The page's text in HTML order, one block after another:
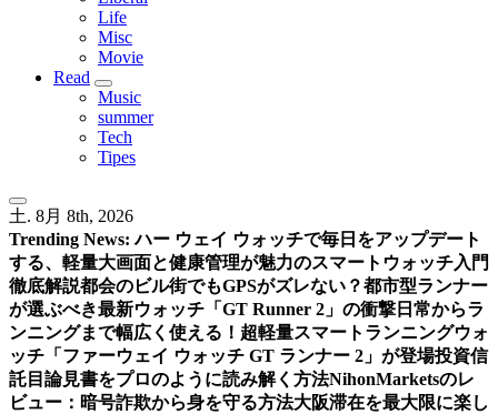
Life
Misc
Movie
Read
Music
summer
Tech
Tipes
土. 8月 8th, 2026
Trending News: ハー ウェイ ウォッチで毎日をアップデート
する、軽量大画面と健康管理が魅力のスマートウォッチ入門
徹底解説都会のビル街でもGPSがズレない？都市型ランナー
が選ぶべき最新ウォッチ「GT Runner 2」の衝撃 日常からラ
ンニングまで幅広く使える！超軽量スマートランニングウォ
ッチ「ファーウェイ ウォッチ GT ランナー 2」が登場投資信
託目論見書をプロのように読み解く方法NihonMarketsのレ
ビュー：暗号詐欺から身を守る方法大阪滞在を最大限に楽し